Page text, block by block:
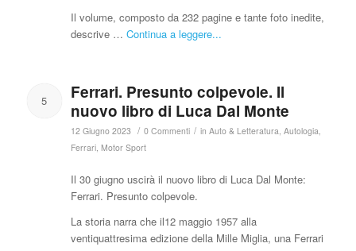
Il volume, composto da 232 pagine e tante foto inedite,
descrive … Continua a leggere...
5
Ferrari. Presunto colpevole. Il
nuovo libro di Luca Dal Monte
12 Giugno 2023 / 0 Commenti / in Auto & Letteratura Autologia
Ferrari, Motor Sport
Il 30 giugno uscirà il nuovo libro di Luca Dal Monte:
Ferrari. Presunto colpevole.
La storia narra che il12 maggio 1957 alla
ventiquattresima edizione della Mille Miglia, una Ferrari